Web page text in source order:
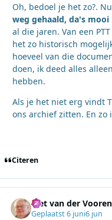
Oh, bedoel je het zo?.
weg gehaald, da's mooi
al die jaren. Van een
het zo historisch
hoeveel van die
doen, ik deed alles
hebben.
Als je het niet erg vindt
ons archief zitten. En zo
Citeren
Piet van der Vooren
Geplaatst6 juni6 jun